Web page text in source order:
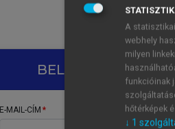
A
BELÉPÉS SAJÁT
E-MAIL-CÍM
A
webhely
milyen
funkcióinak
hőtérképek
↓ 1